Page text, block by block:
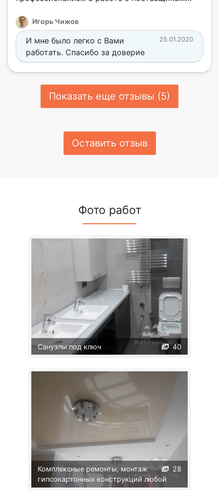
Игорь Чижов
25.01.2020
И мне было легко с Вами
работать. Спасибо за доверие
Показать еще отзывы (5)
Оставить отзыв
Фото работ
40
Санузлы под ключ
28
Комплексные ремонты, монтаж
гипсокартонных конструкций любой